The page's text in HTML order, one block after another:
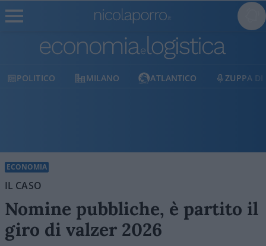
MILANO ATLANTICO ZUPPA DI PORRO
ECONOMIA
IL CASO
Nomine pubbliche, è partito il
giro di valzer 2026